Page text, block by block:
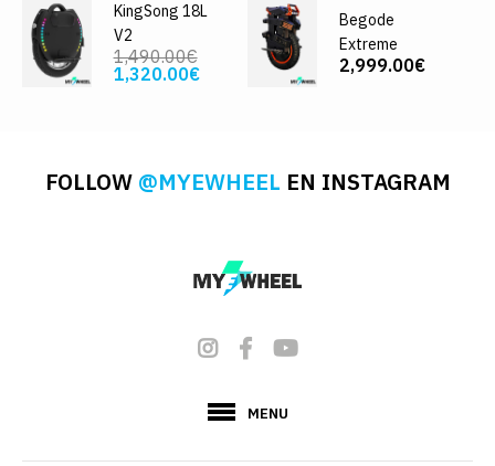
KingSong 18L
V2
1,490.00€
1,320.00€
Begode
Extreme
2,999.00€
FOLLOW @MYEWHEEL EN INSTAGRAM
MENU